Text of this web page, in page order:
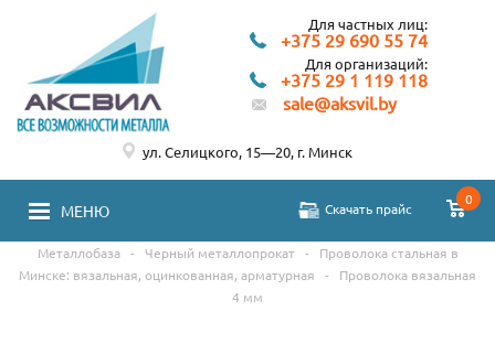
Для частных лиц:
+375 29 690 55 74
Для организаций:
+375 29 1 119 118
sale@aksvil.by
МЕНЮ Скачать прайс
0
ул. Селицкого, 15—20, г. Минск
Металлобаза - Черный металлопрокат -
Проволока стальная в
Минске: вязальная, оцинкованная, арматурная
-
Проволока вязальная
4 мм